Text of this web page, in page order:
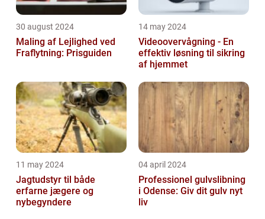
30 august 2024
Maling af Lejlighed ved
Fraflytning: Prisguiden
14 may 2024
Videoovervågning - En
effektiv løsning til sikring
af hjemmet
11 may 2024
Jagtudstyr til både
erfarne jægere og
nybegyndere
04 april 2024
Professionel gulvslibning
i Odense: Giv dit gulv nyt
liv